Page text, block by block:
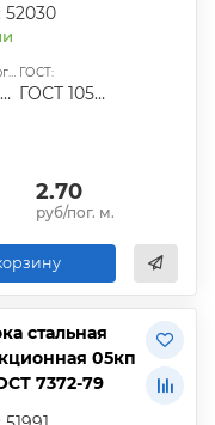
52030
Вес погонного метра, т.:
0.0000355104
ГОСТ:
ГОСТ 1050-2013
2.70
руб/пог. м.
стальная
05кп
7372-79